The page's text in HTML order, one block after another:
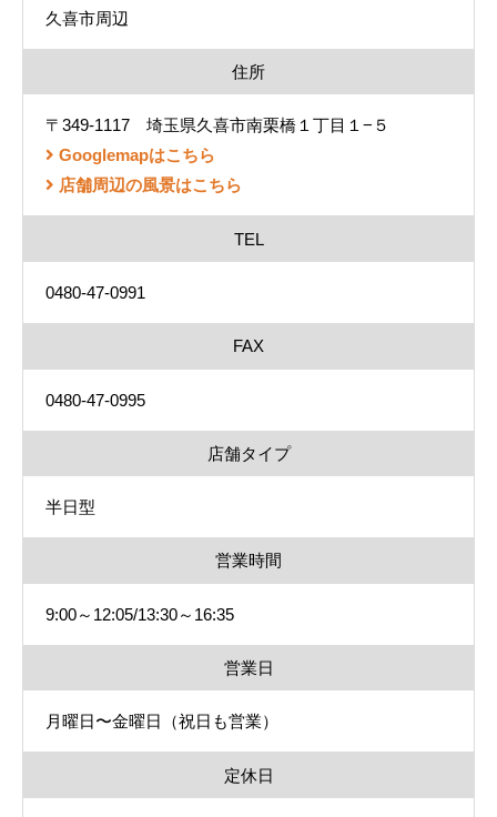
久喜市周辺
住所
〒349-1117 埼玉県久喜市南栗橋１丁目１−５
Googlemapはこちら
店舗周辺の風景はこちら
TEL
0480-47-0991
FAX
0480-47-0995
店舗タイプ
半日型
営業時間
9:00～12:05/13:30～16:35
営業日
月曜日〜金曜日（祝日も営業）
定休日